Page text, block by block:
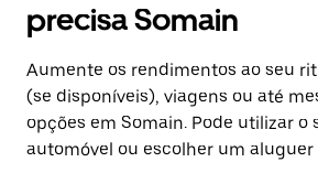
precisa Somain
Aumente os rendimentos ao seu
(se disponíveis), viagens ou até
opções em Somain. Pode utilizar o
automóvel ou escolher um aluguer